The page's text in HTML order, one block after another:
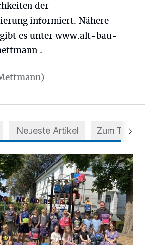
der
informiert. Nähere
es unterwww.alt-bau-
.
Neueste Artikel Zum Thema
Tornister